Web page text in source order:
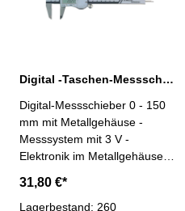
Digital -Taschen-Messschieber 0 - 150 mm mit Metallgehäuse DIN 862
Digital-Messschieber 0 - 150
mm mit Metallgehäuse -
Messsystem mit 3 V -
Elektronik im Metallgehäuse
Glasschiene für genauere
Abtastung - aus rostfreiem
31,80 €*
Lagerbestand: 260